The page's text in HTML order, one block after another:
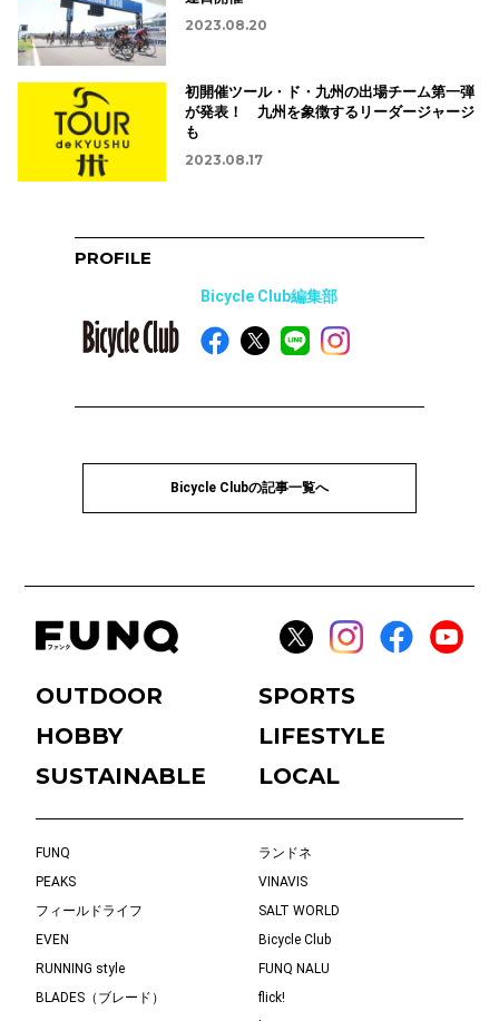
2023.08.20
初開催ツール・ド・九州の出場チーム第一弾
が発表！ 九州を象徴するリーダージャージ
も
2023.08.17
PROFILE
Bicycle Club編集部
Bicycle Clubの記事一覧へ
OUTDOOR
SPORTS
HOBBY
LIFESTYLE
SUSTAINABLE
LOCAL
FUNQ
ランドネ
PEAKS
VINAVIS
フィールドライフ
SALT WORLD
EVEN
Bicycle Club
RUNNING style
FUNQ NALU
BLADES（ブレード）
flick!